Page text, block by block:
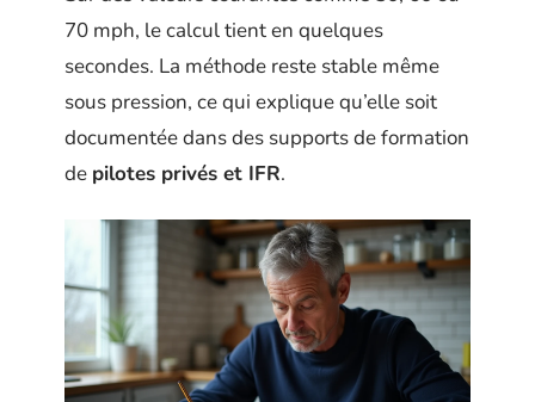
70 mph, le calcul tient en quelques
secondes. La méthode reste stable même
sous pression, ce qui explique qu’elle soit
documentée dans des supports de formation
de pilotes privés et IFR.